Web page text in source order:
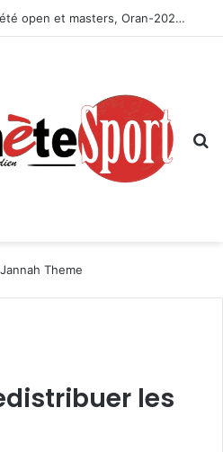
Championnat national d’été open et masters, Oran-2026 — Le CRB s’adjuge le titre
les